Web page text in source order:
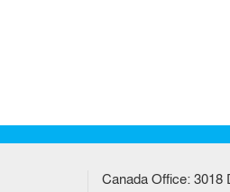
Canada Office: 3018